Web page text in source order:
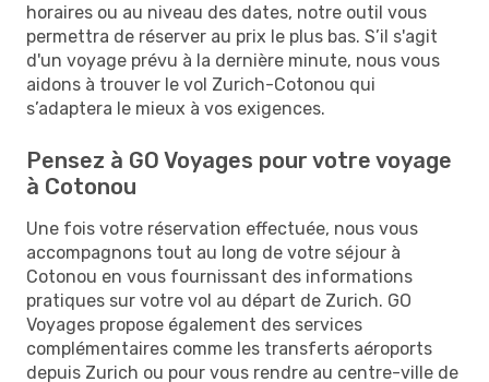
horaires ou au niveau des dates, notre outil vous
permettra de réserver au prix le plus bas. S’il s'agit
d'un voyage prévu à la dernière minute, nous vous
aidons à trouver le vol Zurich-Cotonou qui
s’adaptera le mieux à vos exigences.
Pensez à GO Voyages pour votre voyage
à Cotonou
Une fois votre réservation effectuée, nous vous
accompagnons tout au long de votre séjour à
Cotonou en vous fournissant des informations
pratiques sur votre vol au départ de Zurich. GO
Voyages propose également des services
complémentaires comme les transferts aéroports
depuis Zurich ou pour vous rendre au centre-ville de